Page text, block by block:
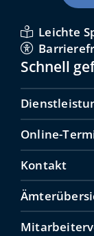
Leichte
Schnell
Online-
Kontakt